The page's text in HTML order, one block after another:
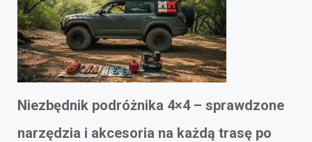
Niezbędnik podróżnika 4×4 – sprawdzone
narzędzia i akcesoria na każdą trasę po